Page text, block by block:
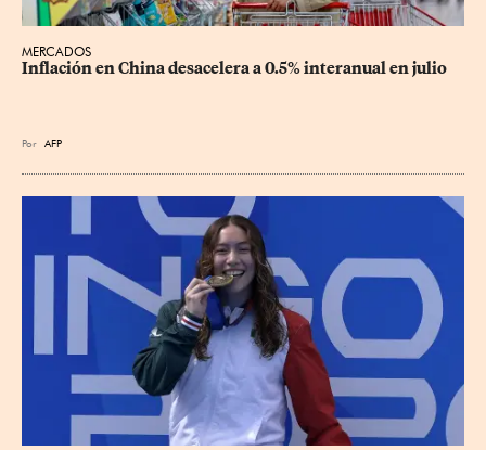
MERCADOS
Inflación en China desacelera a 0.5% interanual en julio
Por AFP